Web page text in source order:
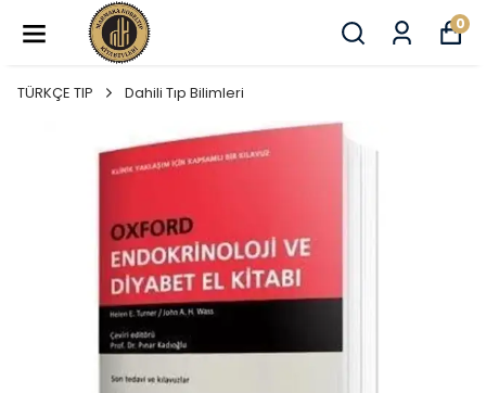
0
TÜRKÇE TIP Dahili Tıp Bilimleri